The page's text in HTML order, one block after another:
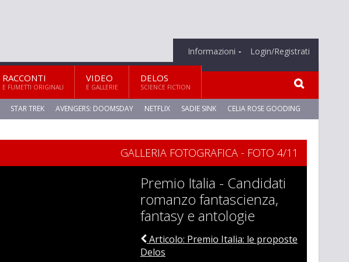
Informazioni Login/Registrati
RACCONTI
E FUMETTI ORIGINALI
VIDEO
E GALLERIE
DELOS
SCIENCE FICTION
STAR TREK AVENGERS: DOOMSDAY NETFLIX SADIE SINK CELIA ROSE GOODING
GALLERIA FOTOGRAFICA - FOTO 4/11
Premio Italia - Candidati
romanzo fantascienza,
fantasy e antologie
Articolo: Premio Italia: le proposte
Delos